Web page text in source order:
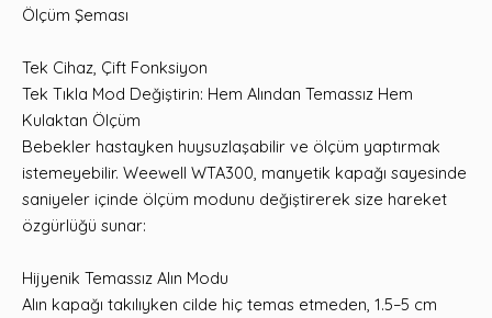
Ölçüm Şeması
Tek Cihaz, Çift Fonksiyon
Tek Tıkla Mod Değiştirin: Hem Alından Temassız Hem
Kulaktan Ölçüm
Bebekler hastayken huysuzlaşabilir ve ölçüm yaptırmak
istemeyebilir. Weewell WTA300, manyetik kapağı sayesinde
saniyeler içinde ölçüm modunu değiştirerek size hareket
özgürlüğü sunar:
Hijyenik Temassız Alın Modu
Alın kapağı takılıyken cilde hiç temas etmeden, 1.5–5 cm